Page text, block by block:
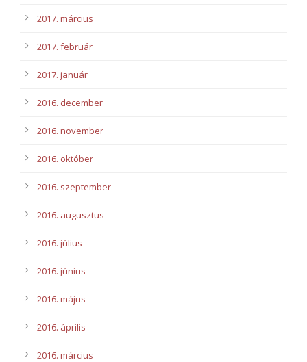
2017. március
2017. február
2017. január
2016. december
2016. november
2016. október
2016. szeptember
2016. augusztus
2016. július
2016. június
2016. május
2016. április
2016. március